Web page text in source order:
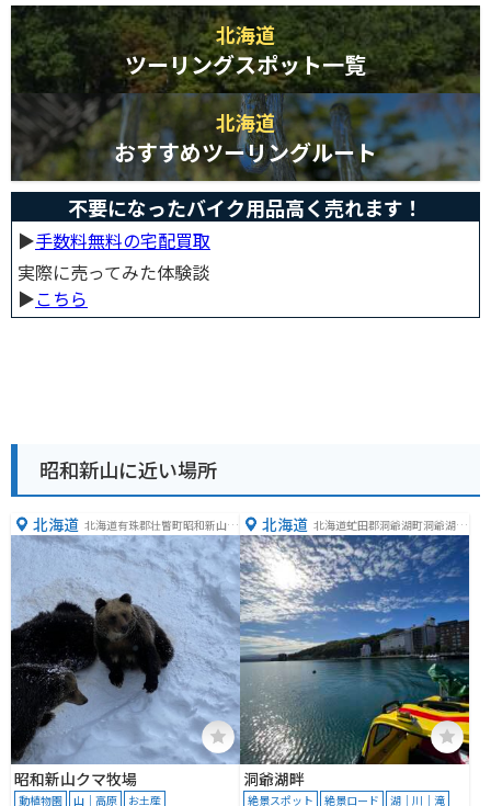
北海道
ツーリングスポット一覧
北海道
おすすめツーリングルート
不要になったバイク用品高く売れます！
▶︎手数料無料の宅配買取
実際に売ってみた体験談
▶︎こちら
昭和新山に近い場所
北海道 北海道有珠郡壮瞥町昭和新山１
８３
昭和新山クマ牧場
動植物園 山｜高原 お土産
北海道 北海道虻田郡洞爺湖町洞爺湖温
泉７−８
洞爺湖畔
絶景スポット 絶景ロード 湖｜川｜滝